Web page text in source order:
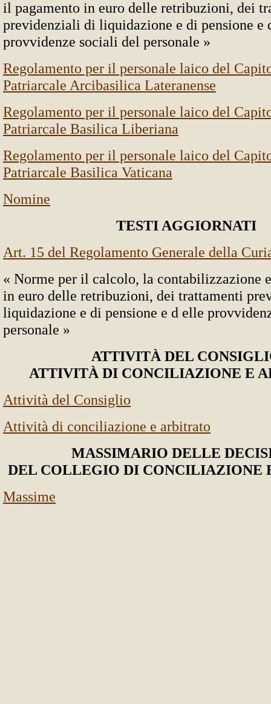
il pagamento in euro delle retribuzioni, dei
previdenziali di liquidazione e di pensione e
provvidenze sociali del personale »
Regolamento per il personale laico del
Patriarcale Arcibasilica Lateranense
Regolamento per il personale laico del
Patriarcale Basilica Liberiana
Regolamento per il personale laico del
Patriarcale Basilica Vaticana
Nomine
TESTI AGGIORNATI
Art. 15 del Regolamento Generale della
« Norme per il calcolo, la contabilizzazione
in euro delle retribuzioni, dei trattamenti
liquidazione e di pensione e d elle
personale »
ATTIVITÀ DEL
ATTIVITÀ DI CONCILIAZIONE E
Attività del Consiglio
Attività di conciliazione e arbitrato
MASSIMARIO DELLE
DEL COLLEGIO DI CONCILIAZIONE
Massime